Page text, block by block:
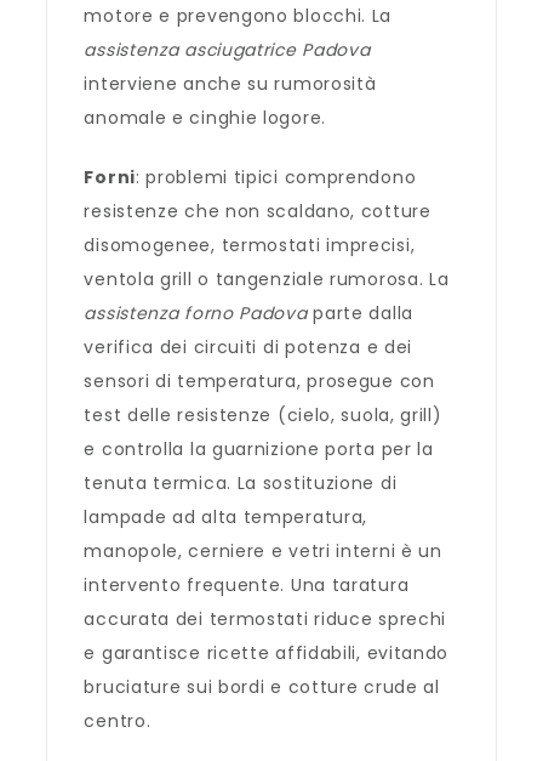
motore e prevengono blocchi. La
assistenza asciugatrice Padova
interviene anche su rumorosità
anomale e cinghie logore.
Forni: problemi tipici comprendono
resistenze che non scaldano, cotture
disomogenee, termostati imprecisi,
ventola grill o tangenziale rumorosa. La
assistenza forno Padovaparte dalla
verifica dei circuiti di potenza e dei
sensori di temperatura, prosegue con
test delle resistenze (cielo, suola, grill)
e controlla la guarnizione porta per la
tenuta termica. La sostituzione di
lampade ad alta temperatura,
manopole, cerniere e vetri interni è un
intervento frequente. Una taratura
accurata dei termostati riduce sprechi
e garantisce ricette affidabili, evitando
bruciature sui bordi e cotture crude al
centro.